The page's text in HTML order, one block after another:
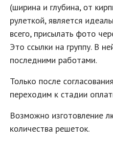
(ширина и глубина, от
рулеткой, является
всего, присылать фото
Это ссылки на группу. В
последними работами.
Только после
переходим к стадии
Возможно изготовление
количества решеток.